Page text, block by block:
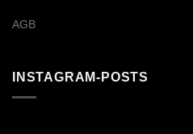
AGB
INSTAGRAM-POSTS